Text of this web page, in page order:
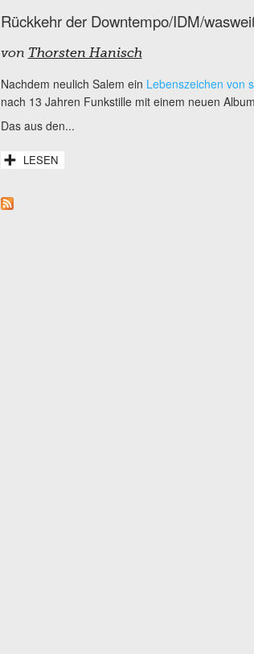
Rückkehr der Downtempo/IDM/
von Thorsten Hanisch
Nachdem neulich Salem ein Lebenszeichen von
nach 13 Jahren Funkstille mit einem neuen
Das aus den...
LESEN